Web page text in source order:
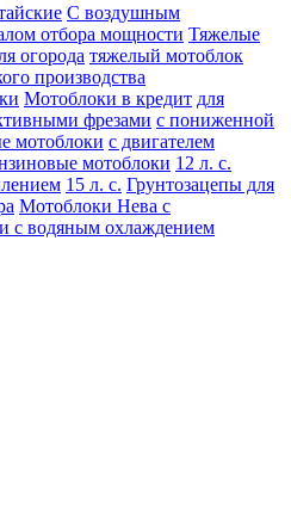
С воздушным
отбора мощности Тяжелые
огорода тяжелый мотоблок
производства
Мотоблоки в кредит для
фрезами с пониженной
мотоблоки с двигателем
мотоблоки 12 л. с.
15 л. с. Грунтозацепы для
Мотоблоки Нева с
с водяным охлаждением